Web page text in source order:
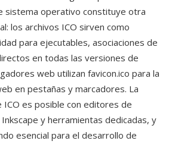
sistema operativo constituye otra
los archivos ICO sirven como
para ejecutables, asociaciones de
en todas las versiones de
web utilizan favicon.ico para la
en pestañas y marcadores. La
ICO es posible con editores de
Inkscape y herramientas dedicadas, y
esencial para el desarrollo de